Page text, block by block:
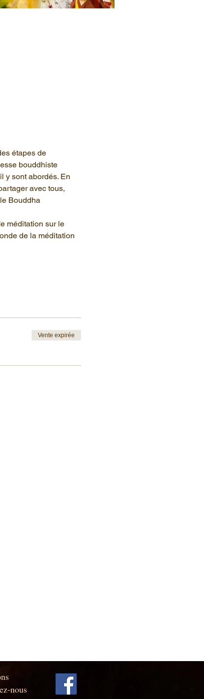
étapes de
bouddhiste
y sont abordés. En
avec tous,
Bouddha
méditation sur le
de la méditation
Vente expirée
nous